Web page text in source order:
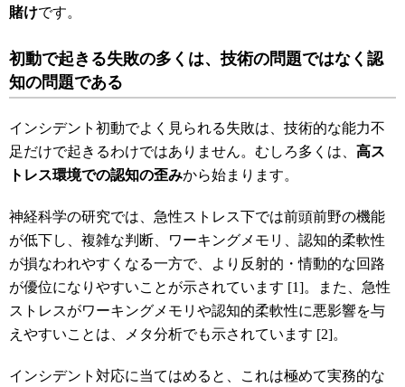
賭けです。
初動で起きる失敗の多くは、技術の問題ではなく認
知の問題である
インシデント初動でよく見られる失敗は、技術的な能力不
足だけで起きるわけではありません。むしろ多くは、 高ス
トレス環境での認知の歪みから始まります。
神経科学の研究では、急性ストレス下では前頭前野の機能
が低下し、複雑な判断、ワーキングメモリ、認知的柔軟性
が損なわれやすくなる一方で、より反射的・情動的な回路
が優位になりやすいことが示されています [1]。また、急性
ストレスがワーキングメモリや認知的柔軟性に悪影響を与
えやすいことは、メタ分析でも示されています [2]。
インシデント対応に当てはめると、これは極めて実務的な